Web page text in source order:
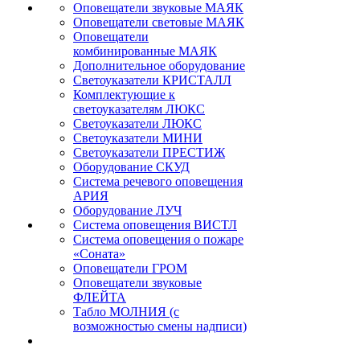
Оповещатели звуковые МАЯК
Оповещатели световые МАЯК
Оповещатели
комбинированные МАЯК
Дополнительное оборудование
Светоуказатели КРИСТАЛЛ
Комплектующие к
светоуказателям ЛЮКС
Светоуказатели ЛЮКС
Светоуказатели МИНИ
Светоуказатели ПРЕСТИЖ
Оборудование СКУД
Система речевого оповещения
АРИЯ
Оборудование ЛУЧ
Система оповещения ВИСТЛ
Система оповещения о пожаре
«Соната»
Оповещатели ГРОМ
Оповещатели звуковые
ФЛЕЙТА
Табло МОЛНИЯ (с
возможностью смены надписи)